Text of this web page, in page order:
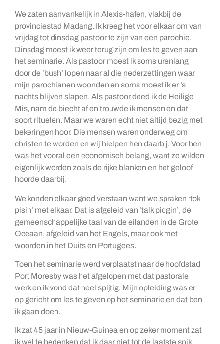
We zaten aanvankelijk in Alexis-hafen, vlakbij de
provinciestad Madang. Ik kreeg het voor elkaar om van
vrijdag tot dinsdag pastoor te zijn van een parochie.
Dinsdag moest ik weer terug zijn om les te geven aan
het seminarie. Als pastoor moest ik soms urenlang
door de ‘bush’ lopen naar al die nederzettingen waar
mijn parochianen woonden en soms moest ik er ’s
nachts blijven slapen. Als pastoor deed ik de Heilige
Mis, nam de biecht af en trouwde ik mensen en dat
soort rituelen. Maar we waren echt niet altijd bezig met
bekeringen hoor. Die mensen waren onderweg om
christen te worden en wij hielpen hen daarbij. Voor hen
was het vooral een economisch belang, want ze wilden
eigenlijk worden zoals de rijke blanken en het geloof
hoorde daarbij.
We konden elkaar goed verstaan want we spraken ‘tok
pisin’ met elkaar. Dat is afgeleid van ‘talk pidgin’, de
gemeenschappelijke taal van de eilanden in de Grote
Oceaan, afgeleid van het Engels, maar ook met
woorden in het Duits en Portugees.
Toen het seminarie werd verplaatst naar de hoofdstad
Port Moresby was het afgelopen met dat pastorale
werk en ik vond dat heel spijtig. Mijn opleiding was er
op gericht om les te geven op het seminarie en dat ben
ik gaan doen.
Ik zat 45 jaar in Nieuw-Guinea en op zeker moment zat
ik wel te bedenken dat ik daar niet tot de laatste snik